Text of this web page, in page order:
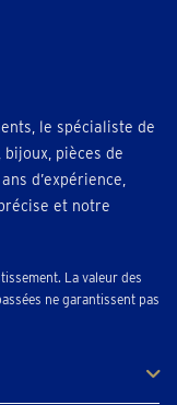
le spécialiste de
bijoux, pièces de
d’expérience,
et notre
La valeur des
ne garantissent pas